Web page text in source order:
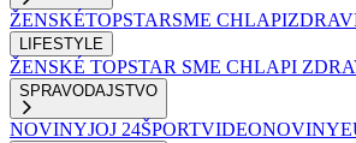
ŽENSKÉTOPSTARSME CHLAPI
LIFESTYLE
ŽENSKÉ TOPSTAR SME CHLAPI
SPRAVODAJSTVO
NOVINYJOJ 24ŠPORTVIDEONOVINY